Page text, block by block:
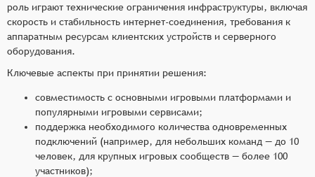
роль играют технические ограничения инфраструктуры, включая
скорость и стабильность интернет-соединения, требования к
аппаратным ресурсам клиентских устройств и серверного
оборудования.
Ключевые аспекты при принятии решения:
совместимость с основными игровыми платформами и
популярными игровыми сервисами;
поддержка необходимого количества одновременных
подключений (например, для небольших команд — до 10
человек, для крупных игровых сообществ — более 100
участников);